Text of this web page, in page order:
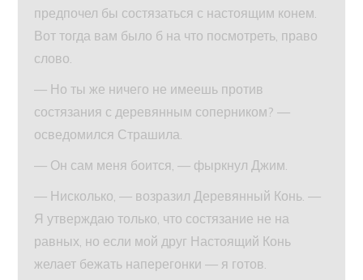
предпочел бы состязаться с настоящим конем.
Вот тогда вам было б на что посмотреть, право
слово.
— Но ты же ничего не имеешь против
состязания с деревянным соперником? —
осведомился Страшила.
— Он сам меня боится, — фыркнул Джим.
— Нисколько, — возразил Деревянный Конь. —
Я утверждаю только, что состязание не на
равных, но если мой друг Настоящий Конь
желает бежать наперегонки — я готов.